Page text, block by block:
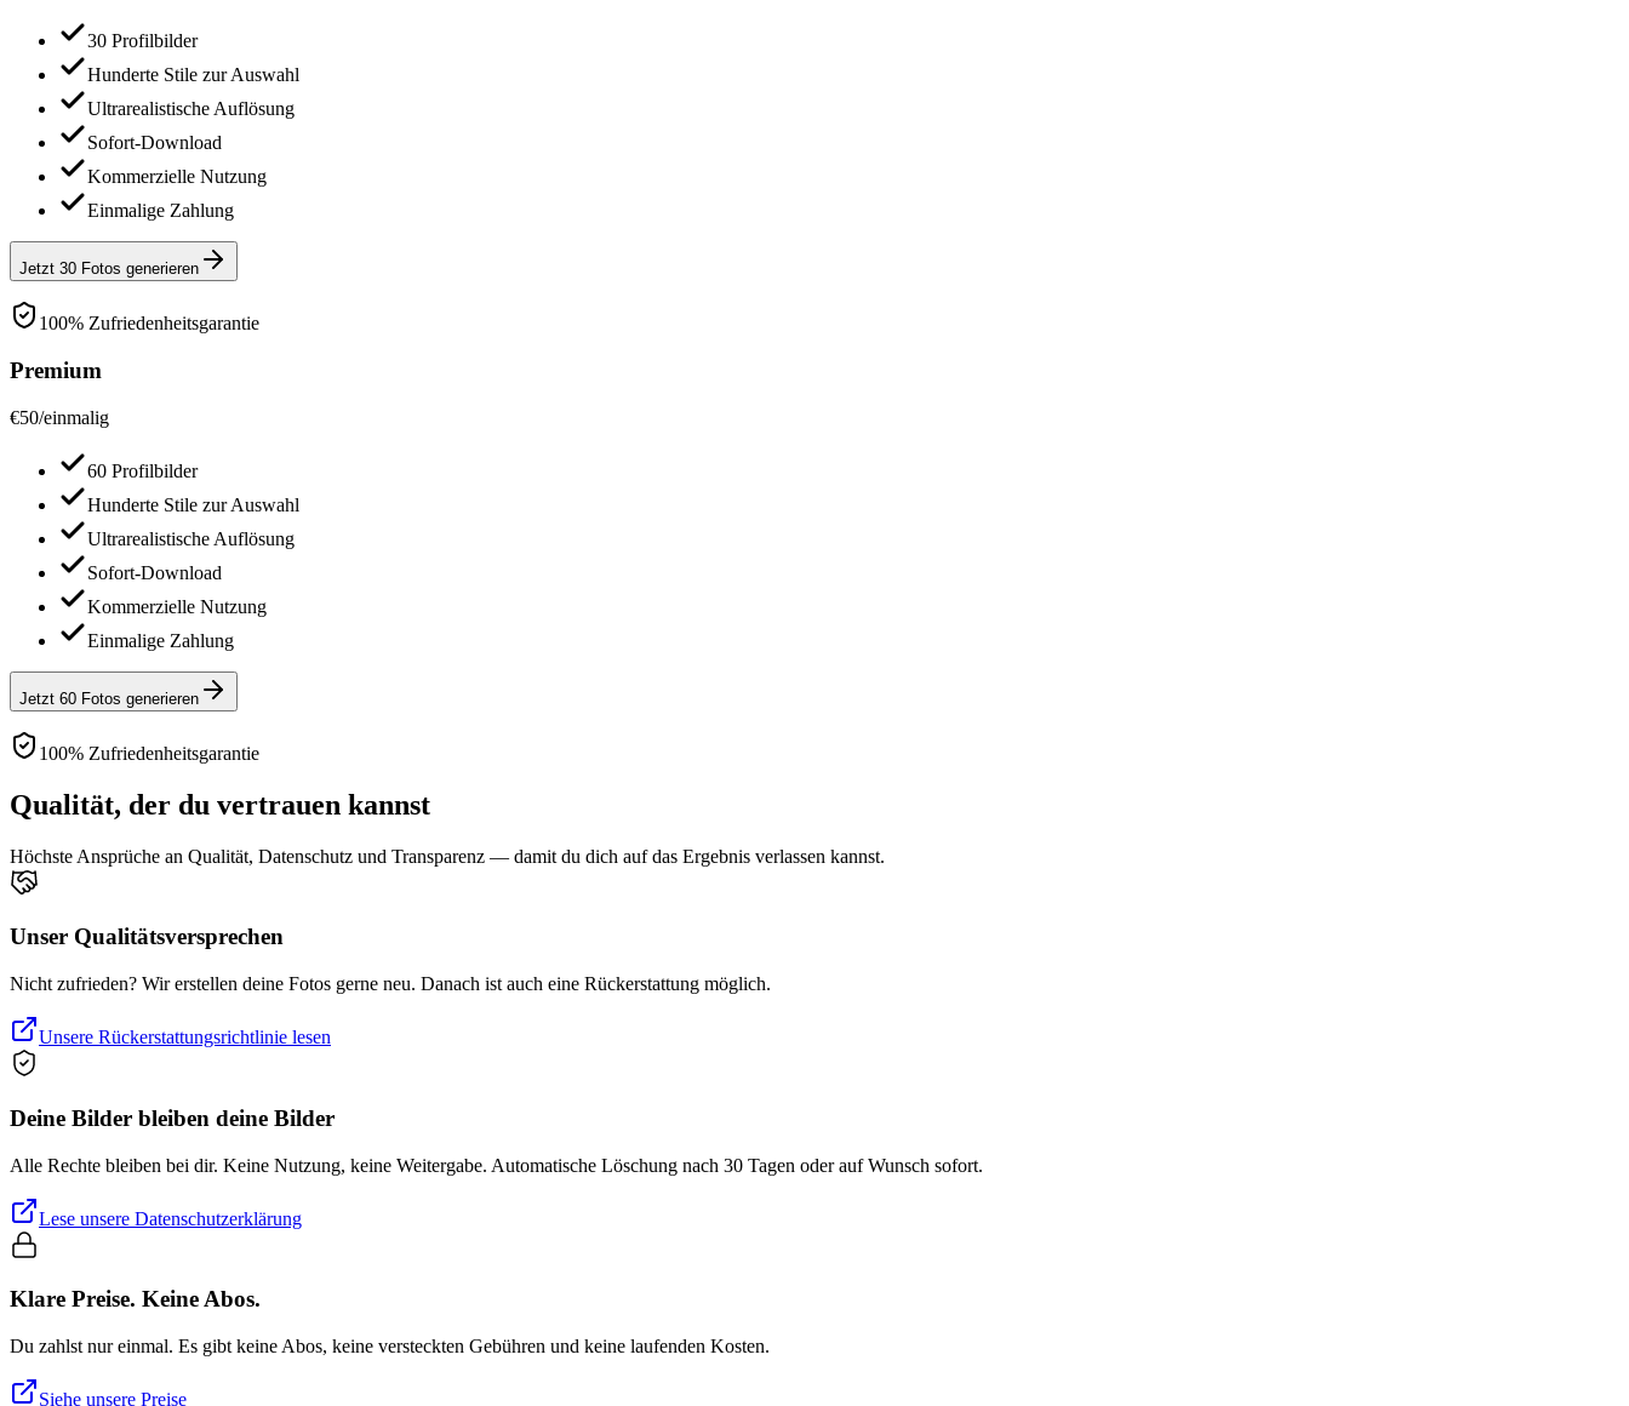
30 Profilbilder
Hunderte Stile zur Auswahl
Ultrarealistische Auflösung
Sofort-Download
Kommerzielle Nutzung
Einmalige Zahlung
Jetzt 30 Fotos generieren
100% Zufriedenheitsgarantie
Premium
€50/einmalig
60 Profilbilder
Hunderte Stile zur Auswahl
Ultrarealistische Auflösung
Sofort-Download
Kommerzielle Nutzung
Einmalige Zahlung
Jetzt 60 Fotos generieren
100% Zufriedenheitsgarantie
Qualität, der du vertrauen kannst
Höchste Ansprüche an Qualität, Datenschutz und Transparenz — damit du dich auf das Ergebnis verlassen kannst.
Unser Qualitätsversprechen
Nicht zufrieden? Wir erstellen deine Fotos gerne neu. Danach ist auch eine Rückerstattung möglich.
Unsere Rückerstattungsrichtlinie lesen
Deine Bilder bleiben deine Bilder
Alle Rechte bleiben bei dir. Keine Nutzung, keine Weitergabe. Automatische Löschung nach 30 Tagen oder auf Wunsch sofort.
Lese unsere Datenschutzerklärung
Klare Preise. Keine Abos.
Du zahlst nur einmal. Es gibt keine Abos, keine versteckten Gebühren und keine laufenden Kosten.
Siehe unsere Preise